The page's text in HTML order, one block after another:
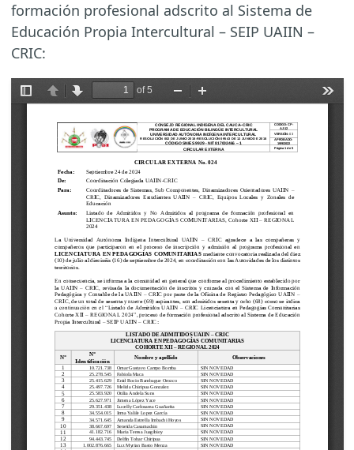
formación profesional adscrito al Sistema de
Educación Propia Intercultural – SEIP UAIIN –
CRIC: